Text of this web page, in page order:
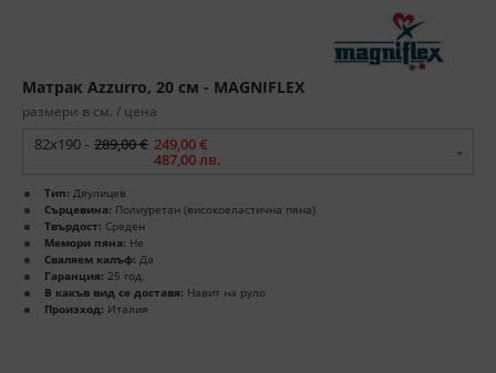
Матрак Azzurro, 20 см - MAGNIFLEX
размери в см. / цена
82x190 - 289,00 € 249,00 €
487,00 лв.
Тип: Двулицев
Сърцевина: Полиуретан (високоеластична пяна)
Твърдост: Среден
Мемори пяна: Не
Сваляем калъф: Да
Гаранция: 25 год.
В какъв вид се доставя: Навит на руло
Произход: Италия